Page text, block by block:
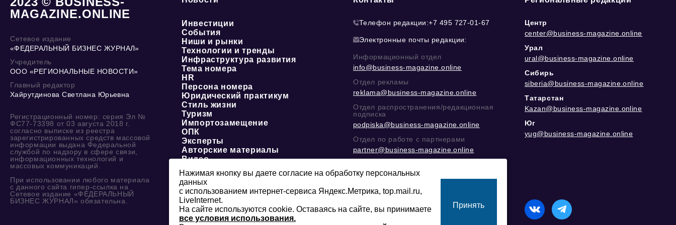
MAGAZINE.ONLINE
Сетевое издание
«ФЕДЕРАЛЬНЫЙ БИЗНЕС ЖУРНАЛ»
Учредитель
ООО «РЕГИОНАЛЬНЫЕ НОВОСТИ»
Главный редактор
Хайрутдинова Светлана Юрьевна
Регистрационный номер: серия Эл №
ФС77-73398 от 03 августа 2018 г.
согласно выписке из реестра
зарегистрированных средств массовой
информации выдана Федеральной
службой по надзору в сфере связи,
информационных технологий и
массовых коммуникаций.
При использовании любого материала
с данного сайта гипер-ссылка на
Сетевое издание «ФЕДЕРАЛЬНЫЙ
БИЗНЕС ЖУРНАЛ» обязательна.
Инвестиции
События
Ниши и рынки
Технологии и тренды
Инфраструктура развития
Тема номера
HR
Персона номера
Юридический практикум
Стиль жизни
Туризм
Импортозамещение
ОПК
Эксперты
Авторские материалы
Видео
Телефон редакции:+7 495 727-01-67
Электронные почты редакции:
Информационный отдел
info@business-magazine.online
Отдел рекламы
reklama@business-magazine.online
Отдел распространения/редакционная
подписка
podpiska@business-magazine.online
Отдел по работе с партнерами
partner@business-magazine.online
@mazovилиMAX
16+
Сайт может содержать контент, не предназначенный для лиц
младше 16-ти лет.
Центр
center@business-magazine.online
Урал
ural@business-magazine.online
Сибирь
siberia@business-magazine.online
Татарстан
Kazan@business-magazine.online
Юг
yug@business-magazine.online
Нажимая кнопку вы даете согласие на обработку персональных
данных
с использованием интернет-сервиса Яндекс.Метрика, top.mail.ru,
LiveInternet.
На сайте используются cookie. Оставаясь на сайте, вы принимаете
все условия использования.
Принять